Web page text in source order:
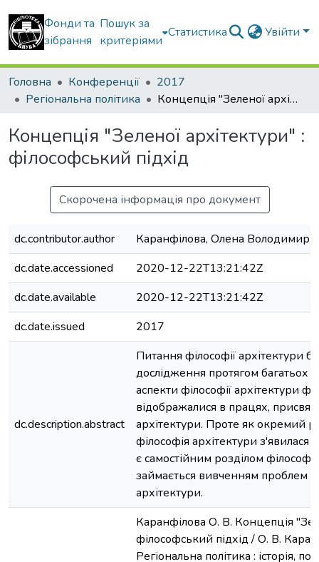
Фонди та
зібрання
Пошук за
критеріями
Статистика Увійти
Головна Конференції
2017
Регіональна політика
Концепція "Зеленої архітектури" : філософський підхід
Концепція "Зеленої архітектури" :
філософський підхід
Скорочена інформація про документ
dc.contributor.author
Каранфілова, Олена
dc.date.accessioned
2020-12-22T13:21:42Z
dc.date.available
2020-12-22T13:21:42Z
dc.date.issued
2017
dc.description.abstract
Питання філософії архітектури
дослідження протягом багатьох
аспекти філософії архітектури
відображалися в працях,
архітектури. Проте як окремий
філософія архітектури з'явилася
є самостійним розділом
займається вивченням проблем
архітектури.
Каранфілова О. В. Концепція
філософський підхід / О. В.
Регіональна політика : історія,